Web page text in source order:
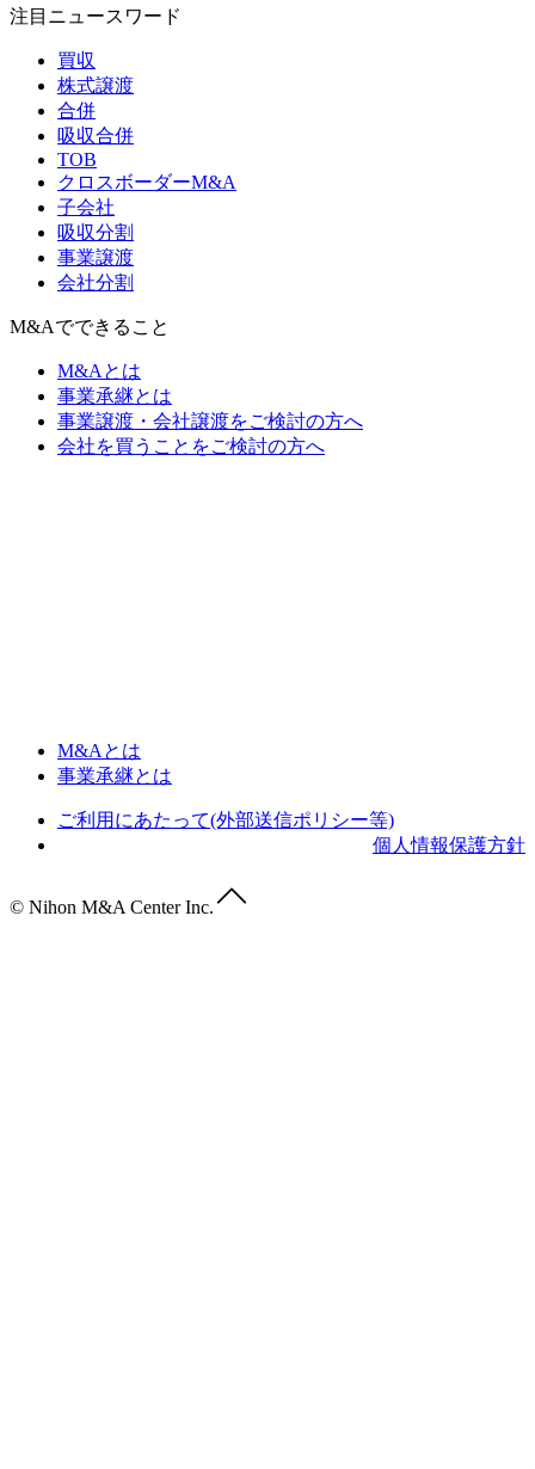
注目ニュースワード
買収
株式譲渡
合併
吸収合併
TOB
クロスボーダーM&A
子会社
吸収分割
事業譲渡
会社分割
M&Aでできること
M&Aとは
事業承継とは
事業譲渡・会社譲渡をご検討の方へ
会社を買うことをご検討の方へ
M&Aとは
事業承継とは
ご利用にあたって(外部送信ポリシー等)
個人情報保護方針
© Nihon M&A Center Inc.